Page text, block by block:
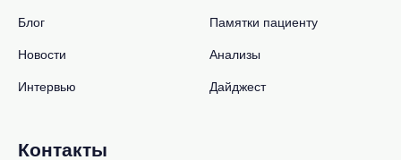
Блог
Новости
Интервью
Памятки пациенту
Анализы
Дайджест
Контакты